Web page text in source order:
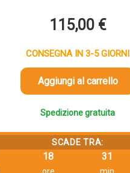
115,00 €
CONSEGNA IN 3-5 GIORNI
Aggiungi al carrello
Spedizione gratuita
SCADE TRA:
18
ore
31
min